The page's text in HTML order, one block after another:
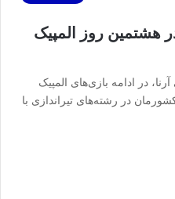
هشتمین روز المپیک
در ادامه بازی‌های المپیک
کشورمان در رشته‌های تیراندازی با